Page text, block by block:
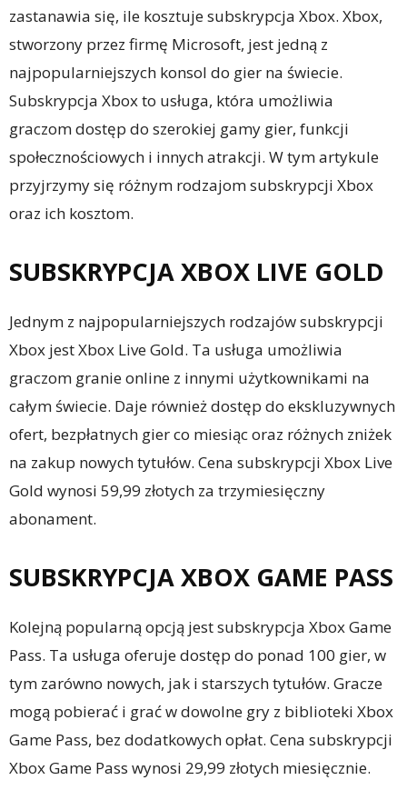
zastanawia się, ile kosztuje subskrypcja Xbox. Xbox,
stworzony przez firmę Microsoft, jest jedną z
najpopularniejszych konsol do gier na świecie.
Subskrypcja Xbox to usługa, która umożliwia
graczom dostęp do szerokiej gamy gier, funkcji
społecznościowych i innych atrakcji. W tym artykule
przyjrzymy się różnym rodzajom subskrypcji Xbox
oraz ich kosztom.
SUBSKRYPCJA XBOX LIVE GOLD
Jednym z najpopularniejszych rodzajów subskrypcji
Xbox jest Xbox Live Gold. Ta usługa umożliwia
graczom granie online z innymi użytkownikami na
całym świecie. Daje również dostęp do ekskluzywnych
ofert, bezpłatnych gier co miesiąc oraz różnych zniżek
na zakup nowych tytułów. Cena subskrypcji Xbox Live
Gold wynosi 59,99 złotych za trzymiesięczny
abonament.
SUBSKRYPCJA XBOX GAME PASS
Kolejną popularną opcją jest subskrypcja Xbox Game
Pass. Ta usługa oferuje dostęp do ponad 100 gier, w
tym zarówno nowych, jak i starszych tytułów. Gracze
mogą pobierać i grać w dowolne gry z biblioteki Xbox
Game Pass, bez dodatkowych opłat. Cena subskrypcji
Xbox Game Pass wynosi 29,99 złotych miesięcznie.